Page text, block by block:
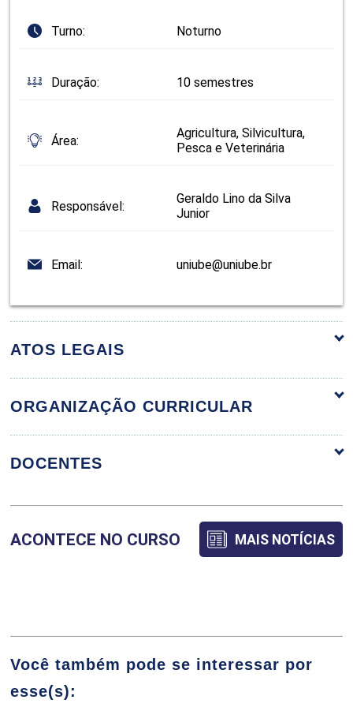
Turno: Noturno
Duração: 10 semestres
Área:
Agricultura, Silvicultura,
Pesca e Veterinária
Responsável:
Geraldo Lino da Silva
Junior
Email: uniube@uniube.br
ATOS LEGAIS
ORGANIZAÇÃO CURRICULAR
ALIMENTOS E ALIMENTAÇÃO ANIMAL
ANATOMIA DOS ANIMAIS
DOCENTES
CAMILLA DE OLIVEIRA VIEIRA
CARMEM SILVIA MALUF
ACONTECE NO CURSO MAIS NOTÍCIAS
Você também pode se interessar por
esse(s):